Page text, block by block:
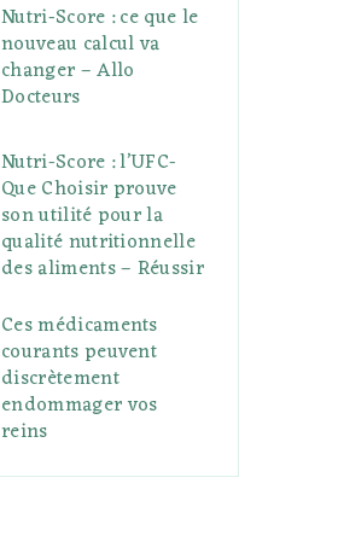
Nutri-Score : ce que le
nouveau calcul va
changer – Allo
Docteurs
Nutri-Score : l’UFC-
Que Choisir prouve
son utilité pour la
qualité nutritionnelle
des aliments – Réussir
Ces médicaments
courants peuvent
discrètement
endommager vos
reins